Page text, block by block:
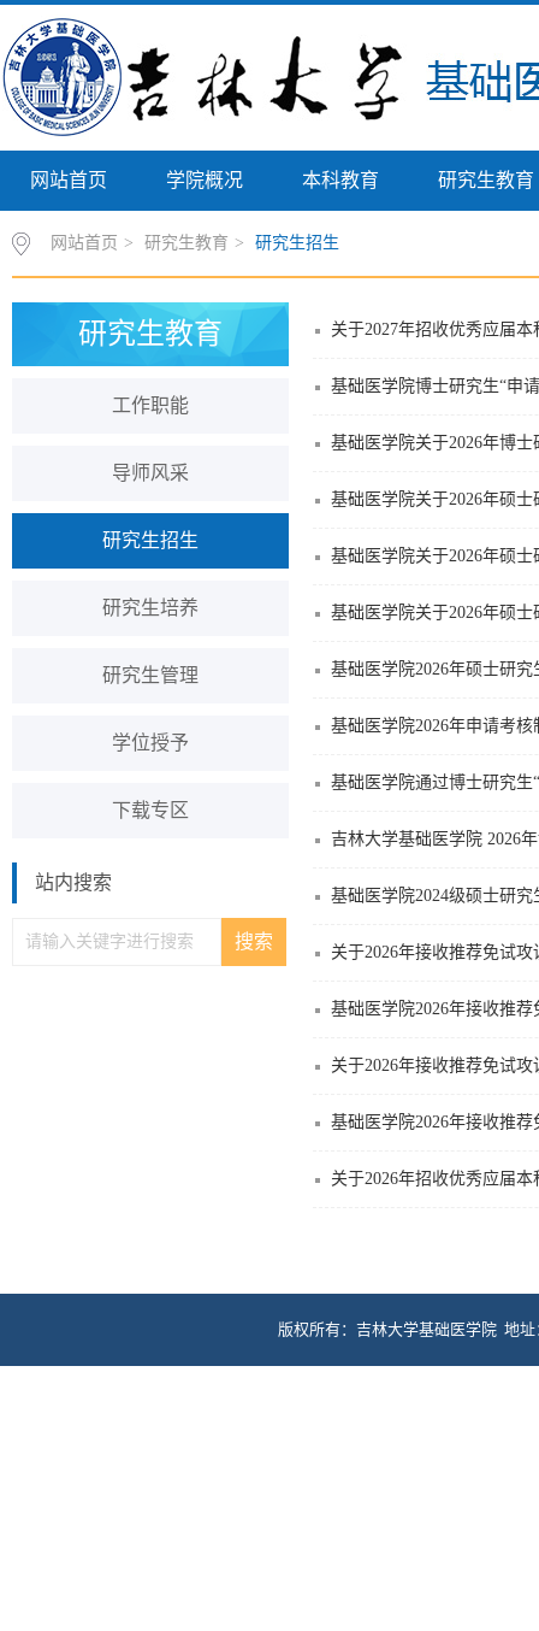
网站首页 学院概况 本科教育 研究生教育
网站首页 > 研究生教育 > 研究生招生
研究生教育
工作职能
导师风采
研究生招生
研究生培养
研究生管理
学位授予
下载专区
站内搜索
关于2027年招收优秀应届
基础医学院博士研究生“申
基础医学院关于2026年博
基础医学院关于2026年硕
基础医学院关于2026年硕
基础医学院关于2026年硕
基础医学院2026年硕士研
基础医学院2026年申请考
基础医学院通过博士研究生
吉林大学基础医学院 2026
基础医学院2024级硕士研
关于2026年接收推荐免试
基础医学院2026年接收推
关于2026年接收推荐免试
基础医学院2026年接收推
关于2026年招收优秀应届
版权所有：吉林大学基础医学院 地